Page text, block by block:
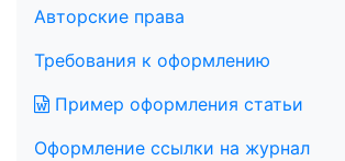
Авторские права
Требования к оформлению
Пример оформления статьи
Оформление ссылки на журнал